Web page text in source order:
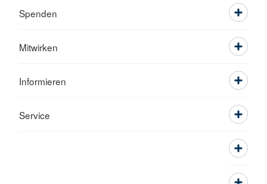
Spenden
Mitwirken
Informieren
Service